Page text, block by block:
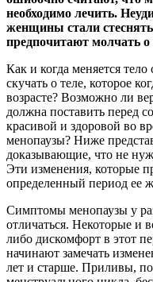
необходимо лечить.
женщины стали
предпочитают молчать о
Как и когда меняется
скучать о теле, которое
возрасте? Возможно ли
должна поставить перед
красивой и здоровой во
менопаузы? Ниже
доказывающие, что не
Эти изменения, которые
определенный период ее
Симптомы менопаузы у
отличаться. Некоторые и
либо дискомфорт в этот
начинают замечать
лет и старше. Приливы,